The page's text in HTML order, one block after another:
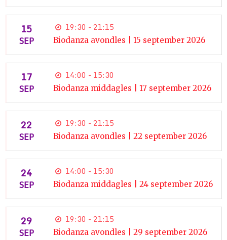
15
SEP
19:30 - 21:15
Biodanza avondles | 15 september 2026
17
SEP
14:00 - 15:30
Biodanza middagles | 17 september 2026
22
SEP
19:30 - 21:15
Biodanza avondles | 22 september 2026
24
SEP
14:00 - 15:30
Biodanza middagles | 24 september 2026
29
SEP
19:30 - 21:15
Biodanza avondles | 29 september 2026